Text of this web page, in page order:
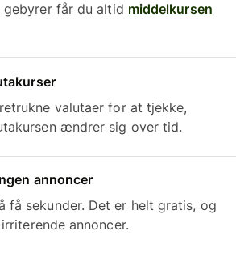
gebyrer får du altid middelkursen
valutaer for at tjekke,
ændrer sig over tid.
annoncer
få sekunder. Det er helt gratis, og
annoncer.